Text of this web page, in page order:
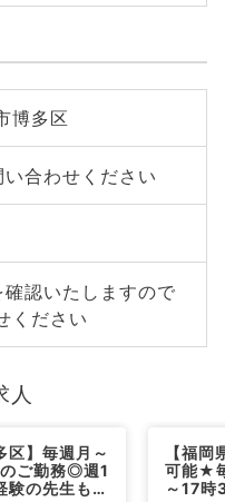
博多区
合わせください
認いたしますので
ください
人
区】毎週月～
ご勤務◎週1
験の先生も安
【福
可能★
～17